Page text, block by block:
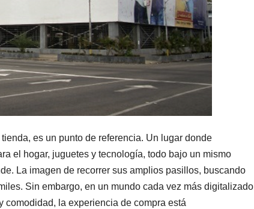
es un punto de referencia. Un lugar donde
el hogar, juguetes y tecnología, todo bajo un mismo
La imagen de recorrer sus amplios pasillos, buscando
Sin embargo, en un mundo cada vez más digitalizado
la experiencia de compra está